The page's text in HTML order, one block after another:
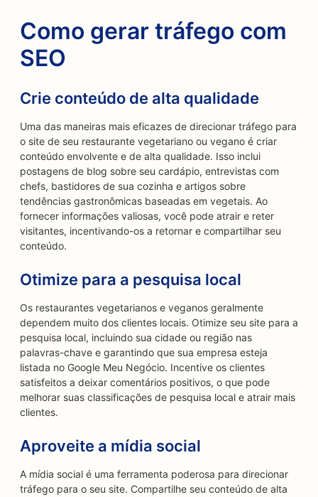
Como gerar tráfego com
SEO
Crie conteúdo de alta qualidade
Uma das maneiras mais eficazes de direcionar tráfego para
o site de seu restaurante vegetariano ou vegano é criar
conteúdo envolvente e de alta qualidade. Isso inclui
postagens de blog sobre seu cardápio, entrevistas com
chefs, bastidores de sua cozinha e artigos sobre
tendências gastronômicas baseadas em vegetais. Ao
fornecer informações valiosas, você pode atrair e reter
visitantes, incentivando-os a retornar e compartilhar seu
conteúdo.
Otimize para a pesquisa local
Os restaurantes vegetarianos e veganos geralmente
dependem muito dos clientes locais. Otimize seu site para a
pesquisa local, incluindo sua cidade ou região nas
palavras-chave e garantindo que sua empresa esteja
listada no Google Meu Negócio. Incentive os clientes
satisfeitos a deixar comentários positivos, o que pode
melhorar suas classificações de pesquisa local e atrair mais
clientes.
Aproveite a mídia social
A mídia social é uma ferramenta poderosa para direcionar
tráfego para o seu site. Compartilhe seu conteúdo de alta